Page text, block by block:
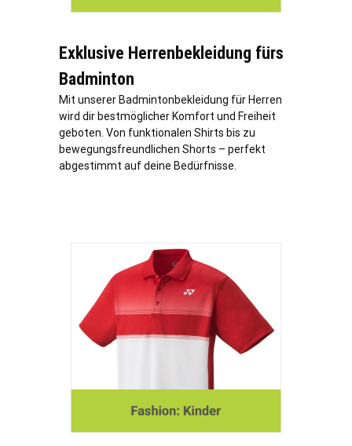
Exklusive Herrenbekleidung fürs
Badminton
Mit unserer Badmintonbekleidung für Herren
wird dir bestmöglicher Komfort und Freiheit
geboten. Von funktionalen Shirts bis zu
bewegungsfreundlichen Shorts – perfekt
abgestimmt auf deine Bedürfnisse.